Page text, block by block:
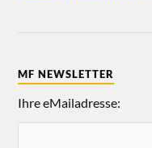
MF NEWSLETTER
Ihre eMailadresse: